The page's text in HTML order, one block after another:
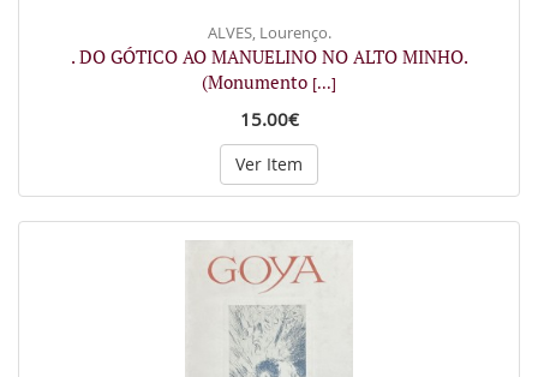
ALVES, Lourenço.
. DO GÓTICO AO MANUELINO NO ALTO MINHO.
(Monumento [...]
15.00€
Ver Item